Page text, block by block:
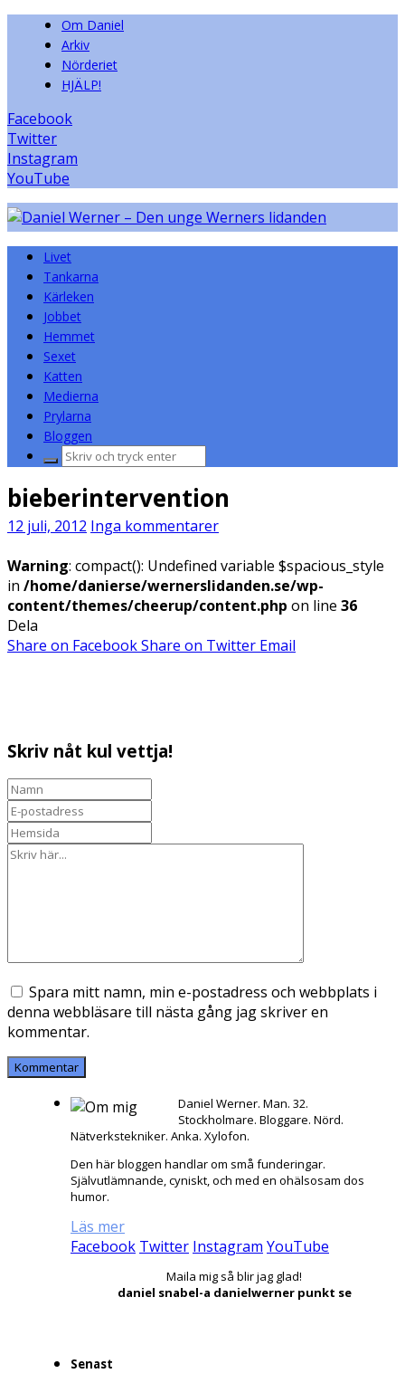
Om Daniel
Arkiv
Nörderiet
HJÄLP!
Facebook
Twitter
Instagram
YouTube
Livet
Tankarna
Kärleken
Jobbet
Hemmet
Sexet
Katten
Medierna
Prylarna
Bloggen
Sök
bieberintervention
12 juli, 2012 Inga kommentarer
Warning: compact(): Undefined variable $spacious_style
in /home/danierse/wernerslidanden.se/wp-
content/themes/cheerup/content.php on line 36
Dela
Share on FacebookShare on Twitter Email
Skriv nåt kul vettja!
Spara mitt namn, min e-postadress och webbplats i
denna webbläsare till nästa gång jag skriver en
kommentar.
Daniel Werner. Man. 32.
Stockholmare. Bloggare. Nörd.
Nätverkstekniker. Anka. Xylofon.
Den här bloggen handlar om små funderingar.
Självutlämnande, cyniskt, och med en ohälsosam dos
humor.
Läs mer
Facebook Twitter Instagram YouTube
Maila mig så blir jag glad!
daniel snabel-a danielwerner punkt se
Senast